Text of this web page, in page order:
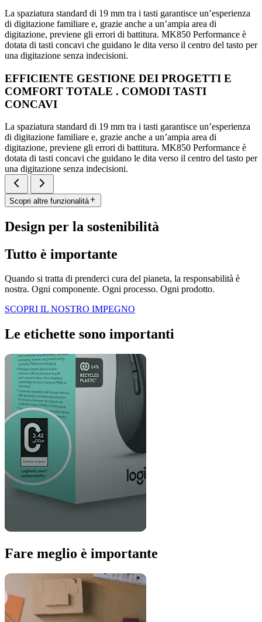
La spaziatura standard di 19 mm tra i tasti garantisce un’esperienza
di digitazione familiare e, grazie anche a un’ampia area di
digitazione, previene gli errori di battitura. MK850 Performance è
dotata di tasti concavi che guidano le dita verso il centro del tasto per
una digitazione senza indecisioni.
EFFICIENTE GESTIONE DEI PROGETTI E
COMFORT TOTALE . COMODI TASTI
CONCAVI
La spaziatura standard di 19 mm tra i tasti garantisce un’esperienza
di digitazione familiare e, grazie anche a un’ampia area di
digitazione, previene gli errori di battitura. MK850 Performance è
dotata di tasti concavi che guidano le dita verso il centro del tasto per
una digitazione senza indecisioni.
Scopri altre funzionalità
Design per la sostenibilità
Tutto è importante
Quando si tratta di prenderci cura del pianeta, la responsabilità è
nostra. Ogni componente. Ogni processo. Ogni prodotto.
SCOPRI IL NOSTRO IMPEGNO
Le etichette sono importanti
Fare meglio è importante